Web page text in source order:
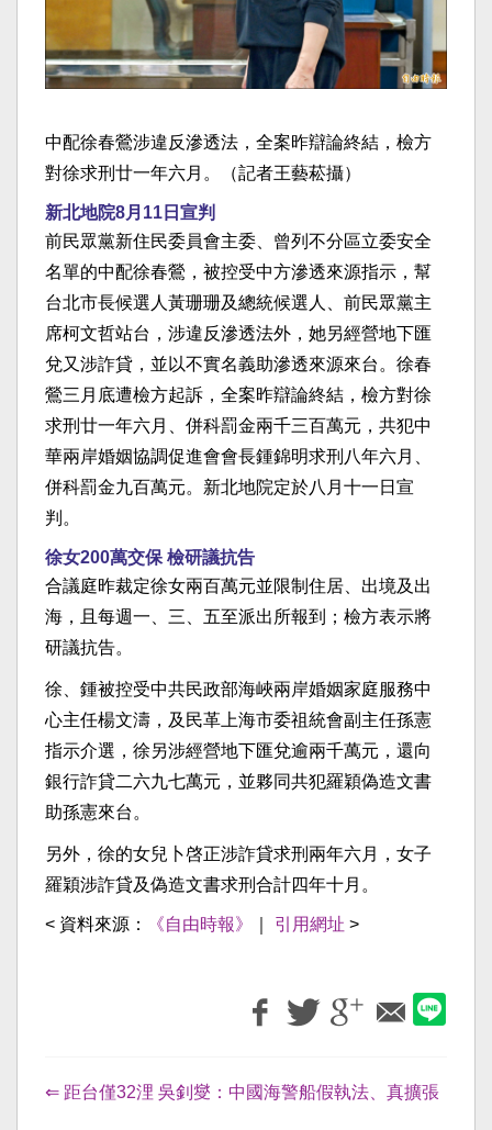
中配徐春鶯涉違反滲透法，全案昨辯論終結，檢方
對徐求刑廿一年六月。（記者王藝菘攝）
新北地院8月11日宣判
前民眾黨新住民委員會主委、曾列不分區立委安全
名單的中配徐春鶯，被控受中方滲透來源指示，幫
台北市長候選人黃珊珊及總統候選人、前民眾黨主
席柯文哲站台，涉違反滲透法外，她另經營地下匯
兌又涉詐貸，並以不實名義助滲透來源來台。徐春
鶯三月底遭檢方起訴，全案昨辯論終結，檢方對徐
求刑廿一年六月、併科罰金兩千三百萬元，共犯中
華兩岸婚姻協調促進會會長鍾錦明求刑八年六月、
併科罰金九百萬元。新北地院定於八月十一日宣
判。
徐女200萬交保 檢研議抗告
合議庭昨裁定徐女兩百萬元並限制住居、出境及出
海，且每週一、三、五至派出所報到；檢方表示將
研議抗告。
徐、鍾被控受中共民政部海峽兩岸婚姻家庭服務中
心主任楊文濤，及民革上海市委祖統會副主任孫憲
指示介選，徐另涉經營地下匯兌逾兩千萬元，還向
銀行詐貸二六九七萬元，並夥同共犯羅穎偽造文書
助孫憲來台。
另外，徐的女兒卜啓正涉詐貸求刑兩年六月，女子
羅穎涉詐貸及偽造文書求刑合計四年十月。
< 資料來源： 《自由時報》 引用網址 >
⇐ 距台僅32浬 吳釗燮：中國海警船假執法、真擴張